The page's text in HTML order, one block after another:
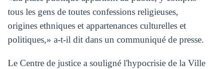
tous les gens de toutes confessions religieuses,
origines ethniques et appartenances culturelles et
politiques,» a-t-il dit dans un communiqué de presse.
Le Centre de justice a souligné l'hypocrisie de la Ville